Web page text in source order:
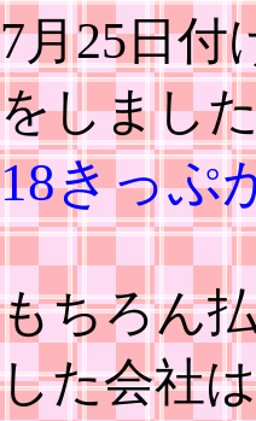
7月25日付
をしまし
18きっぷ
もちろん
した会社